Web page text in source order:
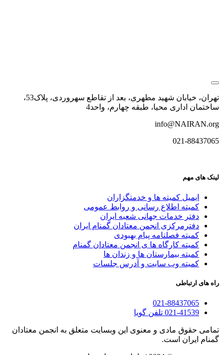
تهران، خیابان شهید مطهری، بعد از تقاطع سهروردی، پلاک53،
ساختمان اداری محیا، طبقه چهارم، واحد4
info@NAIRAN.org
021-88437065
لینک های مهم
ایمیل کمیته ها و خدمتگزاران
کميته اطلاع رسانی و روابط عمومی
دفتر خدمات جهانی شعبه ايران
دفترمرکزی انجمن معتادان گمنام ایران
کمیته فصلنامه پیام بهبودی
کمیته کارگاه ها ی انجمن معتادان گمنام
کمیته بیمارستان ها و زندان ها
کمیته وب سایت و آدرس جلسات
راه های ارتباطی
021-88437065
021-41539 تلفن گویا
تمامی حقوق مادی و معنوی این وبسایت متعلق به انجمن معتادان
گمنام ایران است.